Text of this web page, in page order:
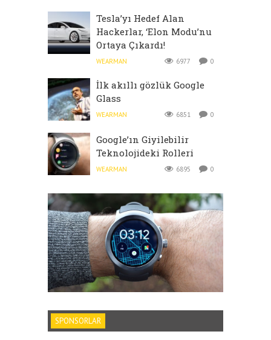
Tesla’yı Hedef Alan
Hackerlar, ‘Elon Modu’nu
Ortaya Çıkardı!
WEARMAN 6977 0
İlk akıllı gözlük Google
Glass
WEARMAN 6851 0
Google’ın Giyilebilir
Teknolojideki Rolleri
WEARMAN 6895 0
SPONSORLAR